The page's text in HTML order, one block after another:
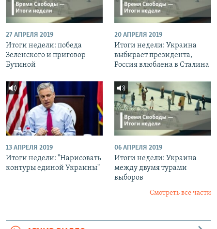
27 АПРЕЛЯ 2019
Итоги недели: победа
Зеленского и приговор
Бутиной
20 АПРЕЛЯ 2019
Итоги недели: Украина
выбирает президента,
Россия влюблена в Сталина
13 АПРЕЛЯ 2019
Итоги недели: "Нарисовать
контуры единой Украины"
06 АПРЕЛЯ 2019
Итоги недели: Украина
между двумя турами
выборов
Смотреть все части